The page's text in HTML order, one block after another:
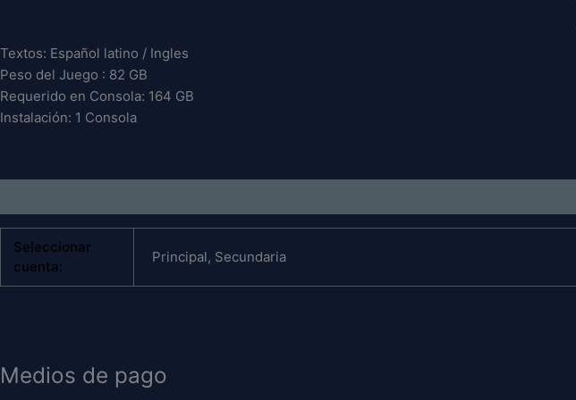
Textos: Español latino / Ingles
Peso del Juego : 82 GB
Requerido en Consola: 164 GB
Instalación: 1 Consola
Seleccionar
cuenta:
Principal, Secundaria
Medios de pago
Black
Ops
7
PS4
Black
Ops
7
PS4